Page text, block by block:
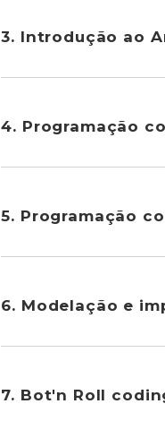
3. Introdução ao
4. Programação
5. Programação
6. Modelação e
7. Bot'n Roll